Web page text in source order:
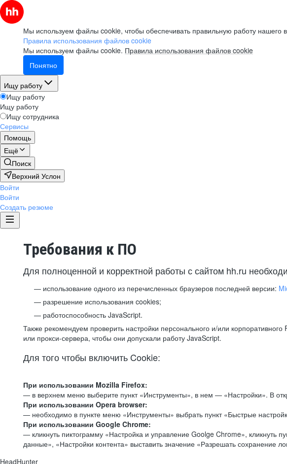
Мы используем файлы cookie, чтобы обеспечивать правильную работу нашего
Правила использования файлов cookie
Мы используем файлы cookie. Правила использования файлов cookie
Понятно
Ищу работу
Ищу работу
Ищу работу
Ищу сотрудника
Сервисы
Помощь
Ещё
Поиск
Верхний Услон
Войти
Войти
Создать резюме
Требования к ПО
Для полноценной и корректной работы с сайтом hh.ru
использование одного из перечисленных браузеров последней версии:
разрешение использования cookies;
работоспособность JavaScript.
Также рекомендуем проверить настройки персонального и/или
или прокси-сервера, чтобы они допускали работу JavaScript.
Для того чтобы включить Cookie:
При использовании Mozilla Firefox:
— в верхнем меню выберите пункт «Инструменты», в нем — «Настройки». В
При использовании Opera browser:
— необходимо в пункте меню «Инструменты» выбрать пункт «Быстрые
При использовании Google Chrome:
— кликнуть пиктограмму «Настройка и управление Goolge Chrome»,
данные», «Настройки контента» выставить значение «Разрешать сохранение
HeadHunter